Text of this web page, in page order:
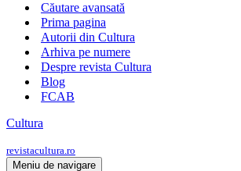
Căutare avansată
Prima pagina
Autorii din Cultura
Arhiva pe numere
Despre revista Cultura
Blog
FCAB
Cultura
revistacultura.ro
Meniu de navigare